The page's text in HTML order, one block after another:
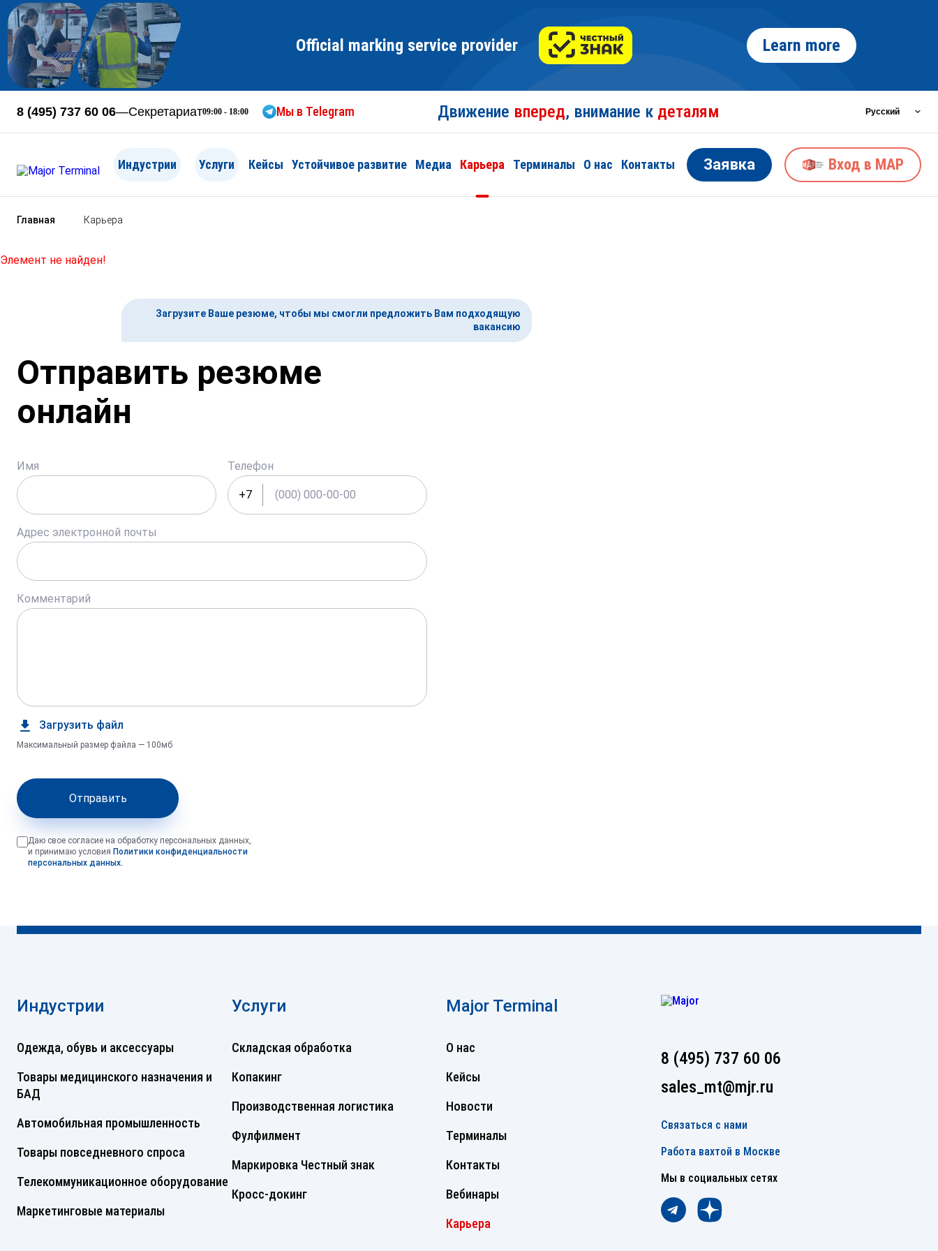
Official marking service provider Learn more
8 (495) 737 60 06—Секретариат09:00 - 18:00 Мы в Telegram Движение вперед, внимание к деталям
Индустрии Услуги Кейсы Устойчивое развитие Медиа Карьера Терминалы О нас Контакты Заявка Вход в MAP
Главная Карьера
Элемент не найден!
Загрузите Ваше резюме, чтобы мы смогли предложить Вам подходящую
вакансию
Отправить резюме
онлайн
Имя Телефон
+7
Адрес электронной почты
Комментарий
Загрузить файл
Максимальный размер файла — 100мб
Отправить
Даю свое согласие на обработку персональных данных,
и принимаю условия Политики конфиденциальности
персональных данных.
Индустрии
Одежда, обувь и аксессуары
Товары медицинского назначения и
БАД
Автомобильная промышленность
Товары повседневного спроса
Телекоммуникационное оборудование
Маркетинговые материалы
Услуги
Складская обработка
Копакинг
Производственная логистика
Фулфилмент
Маркировка Честный знак
Кросс-докинг
Major Terminal
О нас
Кейсы
Новости
Терминалы
Контакты
Вебинары
Карьера
8 (495) 737 60 06
sales_mt@mjr.ru
Связаться с нами
Работа вахтой в Москве
Мы в социальных сетях